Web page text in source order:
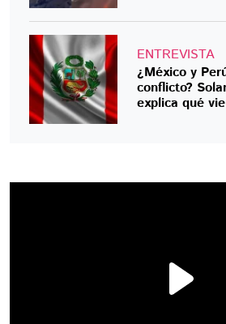
ENTREVISTA
¿México y
conflicto?
explica qué